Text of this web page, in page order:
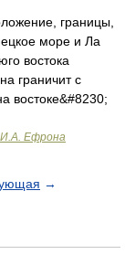
границы,
море и Ла
востока
граничит с
востоке&#8230;
И.А. Ефрона
→